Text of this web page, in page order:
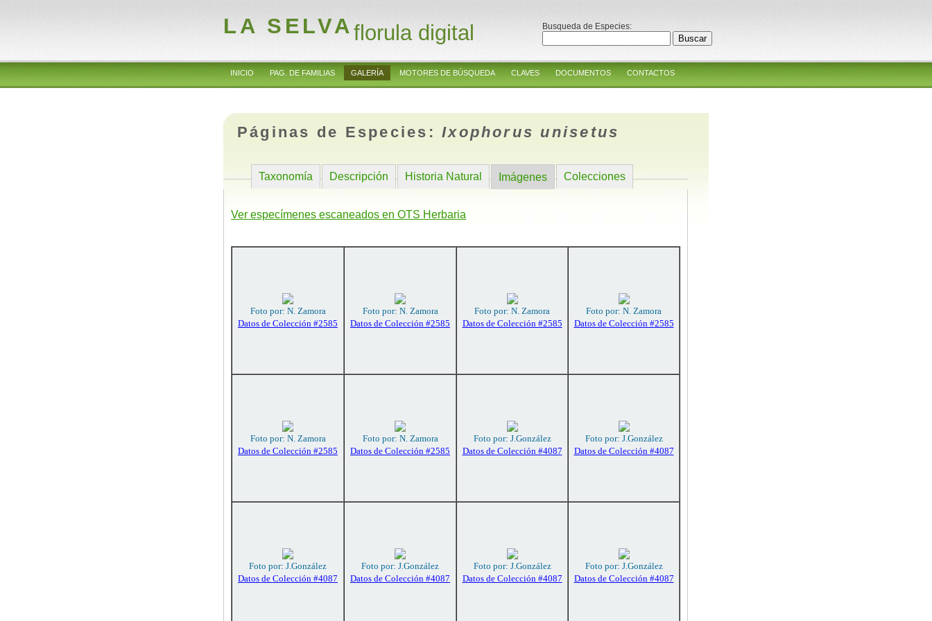
LA SELVAflorula digital Busqueda de Especies:
INICIO PAG. DE FAMILIAS GALERÍA MOTORES DE BÚSQUEDA CLAVES DOCUMENTOS CONTACTOS
Páginas de Especies:Ixophorus unisetus
Taxonomía Descripción Historia Natural Imágenes Colecciones
Ver especímenes escaneados en OTS Herbaria
Foto por: N. Zamora
Datos de Colección #2585
Foto por: N. Zamora
Datos de Colección #2585
Foto por: N. Zamora
Datos de Colección #2585
Foto por: N. Zamora
Datos de Colección #2585
Foto por: N. Zamora
Datos de Colección #2585
Foto por: N. Zamora
Datos de Colección #2585
Foto por: J.González
Datos de Colección #4087
Foto por: J.González
Datos de Colección #4087
Foto por: J.González
Datos de Colección #4087
Foto por: J.González
Datos de Colección #4087
Foto por: J.González
Datos de Colección #4087
Foto por: J.González
Datos de Colección #4087